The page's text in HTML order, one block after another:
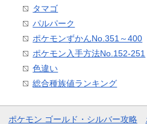
タマゴ
パルパーク
ポケモンずかんNo.351～400
ポケモン入手方法No.152-251
色違い
総合種族値ランキング
ポケモン ゴールド・シルバー攻略